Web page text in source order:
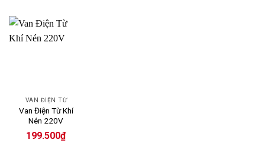
VAN ĐIỆN TỪ
Van Điện Từ Khí
Nén 220V
199.500₫